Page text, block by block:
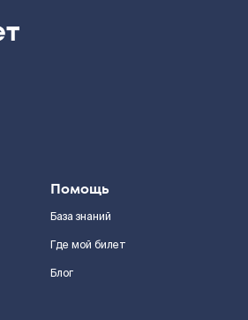
Помощь
База знаний
Где мой билет
Блог